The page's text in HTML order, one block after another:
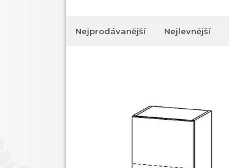
Nejprodávanější Nejlevnější